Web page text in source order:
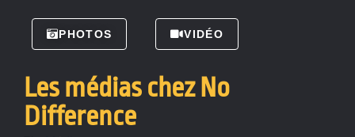
PHOTOS VIDÉO
Les médias chez No
Difference